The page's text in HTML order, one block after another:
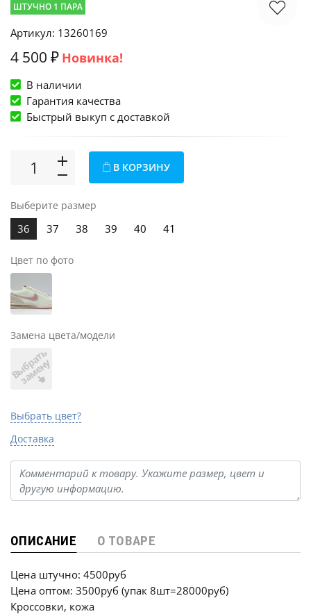
ШТУЧНО 1 ПАРА
Артикул: 13260169
4 500 ₽ Новинка!
В наличии
Гарантия качества
Быстрый выкуп c доставкой
В КОРЗИНУ
Выберите размер
36 37 38 39 40 41
Цвет по фото
Замена цвета/модели
В
ы
б
р
а
т
ь
з
а
м
е
н
у
Выбрать цвет?
Доставка
ОПИСАНИЕ О ТОВАРЕ
Цена штучно: 4500руб
Цена оптом: 3500руб (упак 8шт=28000руб)
Кроссовки, кожа